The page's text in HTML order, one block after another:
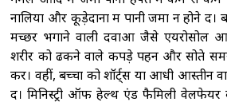
नालियों और कूड़ेदानों में पानी जमा न होने
मच्छर भगाने वाली दवाओं जैसे एयरोसोल
शरीर को ढकने वाले कपड़े पहनें और सोते
करें। वहीं, बच्चों को शॉर्ट्स या आधी आस्तीन
दें। मिनिस्ट्री ऑफ हेल्थ एंड फैमिली